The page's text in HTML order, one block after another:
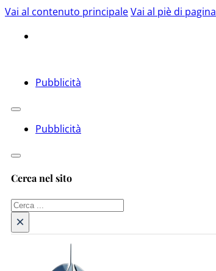
Vai al contenuto principaleVai al piè di pagina
Pubblicità
Pubblicità
Cerca nel sito
Cerca
×